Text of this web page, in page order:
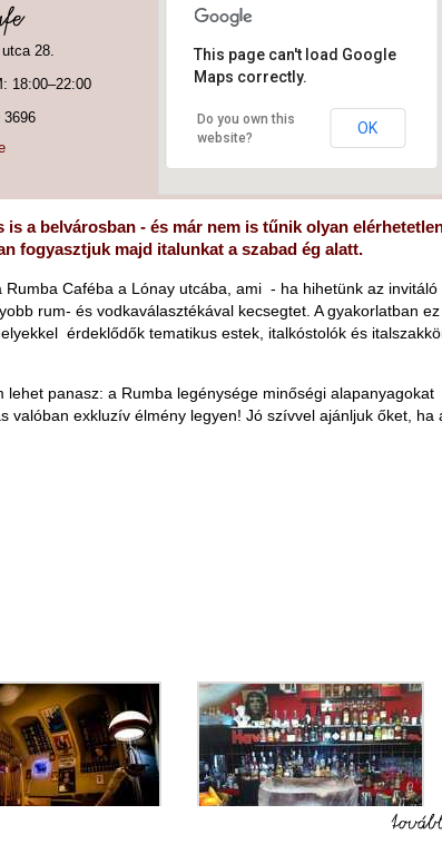
Rumba Cafe
This page can't load Google
Maps correctly.
Do you own this
website?
OK
28.
18:00–22:00
3696
a belvárosban - és már nem is tűnik olyan
fogyasztjuk majd italunkat a szabad ég alatt.
Caféba a Lónay utcába, ami - ha hihetünk az invitáló
rum- és vodkaválasztékával kecsegtet. A gyakorlatban ez
érdeklődők tematikus estek, italkóstolók és
panasz: a Rumba legénysége minőségi alapanyagokat
valóban exkluzív élmény legyen! Jó szívvel ajánljuk őket, ha